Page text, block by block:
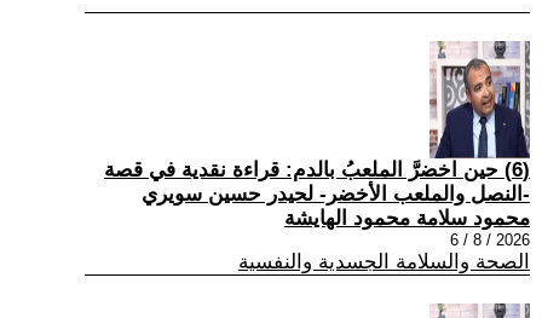
(6) حين اخضرَّ الملعبُ بالدم: قراءة نقدية في قصة
-النصل والملعب الأخضر- لحيدر حسين سويري
محمود سلامة محمود الهايشة
2026 / 8 / 6
الصحة والسلامة الجسدية والنفسية